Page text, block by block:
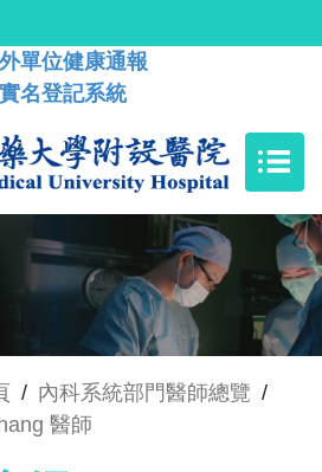
單位健康通報
實名登記系統
/ 內科系統部門醫師總覽 /
醫師